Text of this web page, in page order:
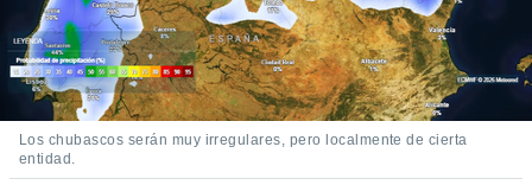
Los chubascos serán muy irregulares, pero localmente de cierta
entidad.